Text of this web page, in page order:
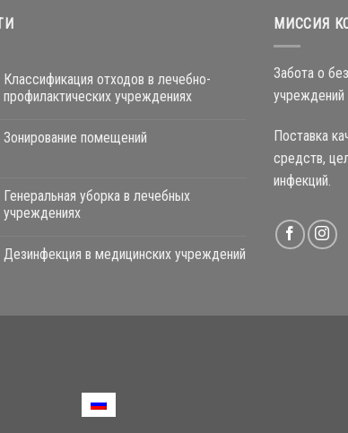
Классификация отходов в лечебно-
профилактических учреждениях
Зонирование помещений
Генеральная уборка в лечебных
учреждениях
Дезинфекция в медицинских учреждений
МИССИЯ
Забота о
учреждений
Поставка
средств,
инфекций.